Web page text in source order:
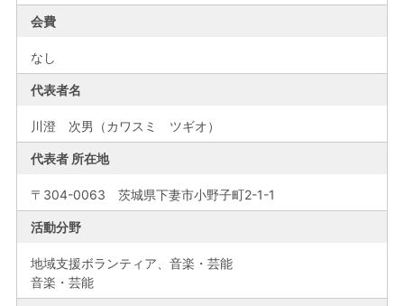
会費
なし
代表者名
川澄 次男（カワスミ ツギオ）
代表者 所在地
〒304-0063 茨城県下妻市小野子町2-1-1
活動分野
地域支援ボランティア、音楽・芸能
音楽・芸能